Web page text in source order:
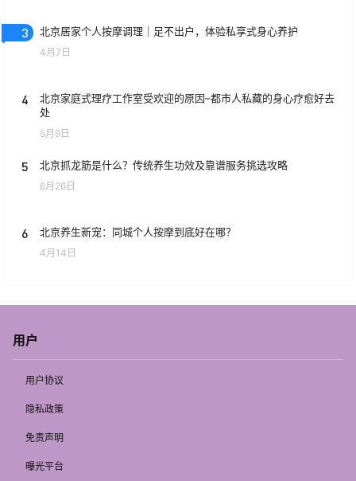
3 北京居家个人按摩调理｜足不出户，体验私享式身心养护
4月7日
4
北京家庭式理疗工作室受欢迎的原因–都市人私藏的身心疗愈好去
处
5月9日
5 北京抓龙筋是什么？传统养生功效及靠谱服务挑选攻略
6月26日
6 北京养生新宠：同城个人按摩到底好在哪？
4月14日
用户
用户协议
隐私政策
免责声明
曝光平台